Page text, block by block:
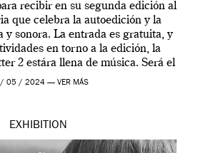
recibir en su segunda edición al
que celebra la autoedición y la
y sonora. La entrada es gratuita, y
en torno a la edición, la
2 estára llena de música. Será el
[…]
/ 05 / 2024 — VER MÁS
EXHIBITION